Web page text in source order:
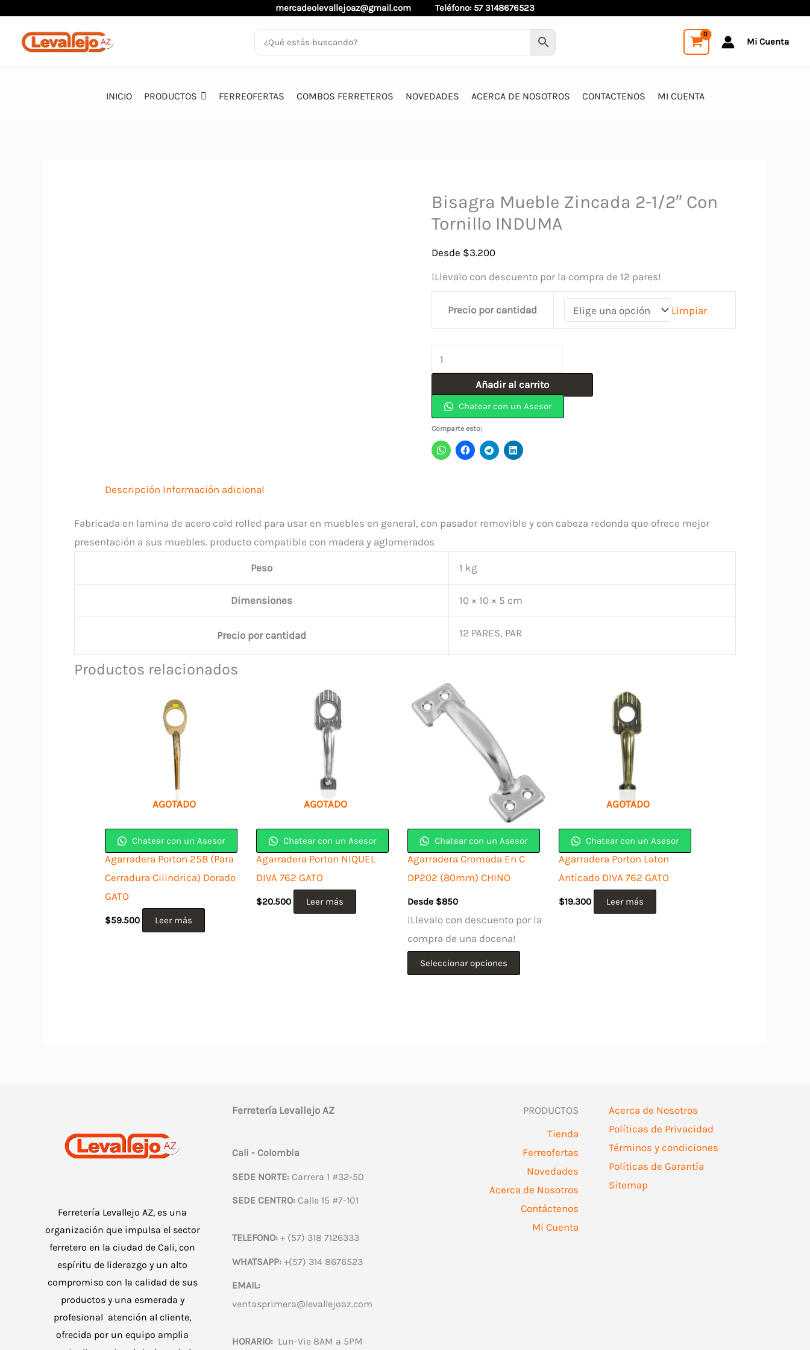
contenido
mercadeolevallejoaz@gmail.com Teléfono: 57 3148676523
Mi Cuenta
INICIO PRODUCTOS FERREOFERTAS COMBOS FERRETEROS NOVEDADES ACERCA DE NOSOTROS CONTACTENOS MI CUENTA
Bisagra Mueble Zincada 2-1/2″ Con
Tornillo INDUMA
Desde $3.200
¡Llevalo con descuento por la compra de 12 pares!
Precio por cantidad Limpiar
Mueble
1/2"
Con
Añadir al carrito
Chatear con un Asesor
Comparte esto:
Descripción Información adicional
Fabricada en lamina de acero cold rolled para usar en muebles en general, con pasador removible y con cabeza redonda que ofrece mejor
presentación a sus muebles. producto compatible con madera y aglomerados
Peso 1 kg
Dimensiones 10 × 10 × 5 cm
Precio por cantidad 12 PARES, PAR
Productos relacionados
AGOTADO
Chatear con un Asesor
Agarradera Porton 258 (Para
Cerradura Cilindrica) Dorado
GATO
$59.500 Leer más
AGOTADO
Chatear con un Asesor
Agarradera Porton NIQUEL
DIVA 762 GATO
$20.500 Leer más
Chatear con un Asesor
Agarradera Cromada En C
DP202 (80mm) CHINO
Desde $850
¡Llevalo con descuento por la
compra de una docena!
Seleccionar opciones
pueden
en
la
página
de
producto
AGOTADO
Chatear con un Asesor
Agarradera Porton Laton
Anticado DIVA 762 GATO
$19.300 Leer más
Ferretería Levallejo AZ, es una
organización que impulsa el sector
ferretero en la ciudad de Cali, con
espíritu de liderazgo y un alto
compromiso con la calidad de sus
productos y una esmerada y
profesional atención al cliente,
ofrecida por un equipo amplia
Ferretería Levallejo AZ
Cali - Colombia
SEDE NORTE:Carrera 1 #32-50
SEDE CENTRO:Calle 15 #7-101
TELEFONO:+ (57) 318 7126333
WHATSAPP:+(57) 314 8676523
EMAIL:
ventasprimera@levallejoaz.com
HORARIO:Lun-Vie 8AM a 5PM
PRODUCTOS
Tienda
Ferreofertas
Novedades
Acerca de Nosotros
Contáctenos
Mi Cuenta
Acerca de Nosotros
Políticas de Privacidad
Términos y condiciones
Políticas de Garantía
Sitemap